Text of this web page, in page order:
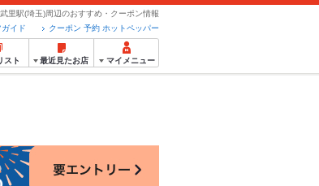
武里駅(埼玉)周辺のおすすめ・クーポン情報
クーポン 予約 ホットペッパー
イド
スト 最近見たお店 マイメニュー